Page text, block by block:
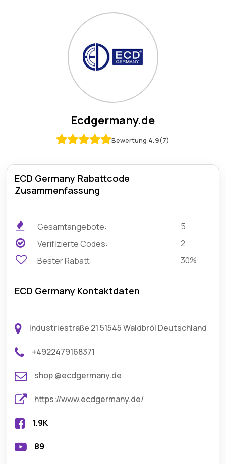
Ecdgermany.de
Bewertung 4.9(7)
ECD Germany Rabattcode
Zusammenfassung
Gesamtangebote:
5
Verifizierte Codes:
2
Bester Rabatt:
30%
ECD Germany Kontaktdaten
Industriestraße 21 51545 Waldbröl Deutschland
+4922479168371
shop @ecdgermany.de
https://www.ecdgermany.de/
1.9K
89